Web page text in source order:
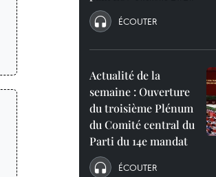
ÉCOUTER
Actualité de la
semaine : Ouverture
du troisième Plénum
du Comité central du
Parti du 14e mandat
ÉCOUTER